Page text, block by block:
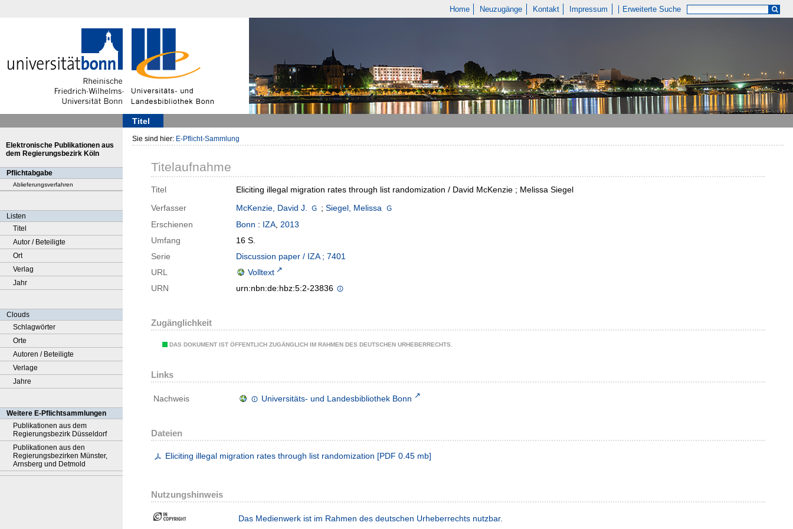
Home Neuzugänge Kontakt Impressum Erweiterte Suche
Titel
Elektronische Publikationen aus
dem Regierungsbezirk Köln
Pflichtabgabe
Ablieferungsverfahren
Listen
Titel
Autor / Beteiligte
Ort
Verlag
Jahr
Clouds
Schlagwörter
Orte
Autoren / Beteiligte
Verlage
Jahre
Weitere E-Pflichtsammlungen
Publikationen aus dem
Regierungsbezirk Düsseldorf
Publikationen aus den
Regierungsbezirken Münster,
Arnsberg und Detmold
Sie sind hier: E-Pflicht-Sammlung
Titelaufnahme
Titel
Eliciting illegal migration rates through list randomization / David McKenzie ; Melissa Siegel
Verfasser
McKenzie, David J. ; Siegel, Melissa
Erschienen
Bonn : IZA, 2013
Umfang
16 S.
Serie
Discussion paper / IZA ; 7401
URL
Volltext
URN
urn:nbn:de:hbz:5:2-23836
Zugänglichkeit
DAS DOKUMENT IST ÖFFENTLICH ZUGÄNGLICH IM RAHMEN DES DEUTSCHEN URHEBERRECHTS.
Links
Nachweis Universitäts- und Landesbibliothek Bonn
Dateien
Eliciting illegal migration rates through list randomization [PDF 0.45 mb]
Nutzungshinweis
Das Medienwerk ist im Rahmen des deutschen Urheberrechts nutzbar.